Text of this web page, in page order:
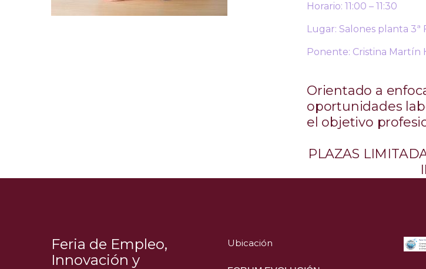
Horario: 11:00 – 11:30
Lugar: Salones planta 3ª
Ponente: Cristina Martín
Orientado a
oportunidades
el objetivo
PLAZAS
Feria de Empleo,
Innovación y
Ubicación